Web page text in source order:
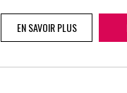
EN SAVOIR PLUS